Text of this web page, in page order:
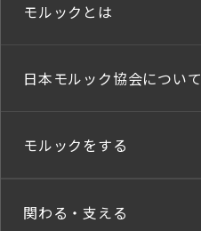
モルックとは
日本モルック協会について
モルックをする
関わる・支える